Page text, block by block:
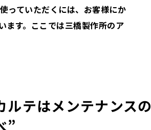
っていただくには、お客様にか
ます。ここでは三橋製作所のア
ルテはメンテナンスの